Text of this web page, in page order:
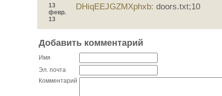
13
февр.
13
DHiqEEJGZMXphxb: doors.txt;10
Добавить комментарий
Имя
Эл. почта
Комментарий